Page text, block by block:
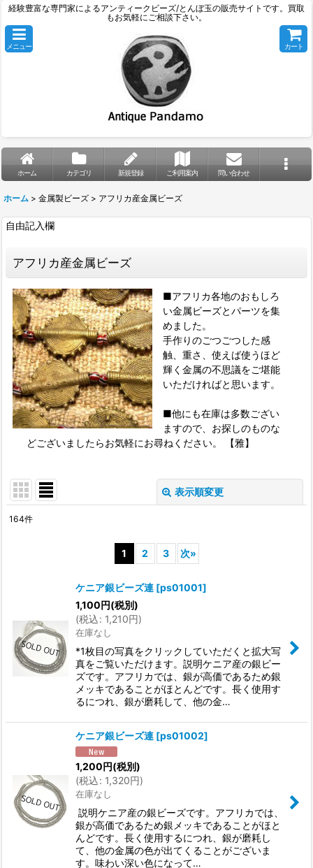
経験豊富な専門家によるアンティークビーズ/とんぼ玉の販売サイトです。買取
もお気軽にご相談下さい。
メニュー カート
ホーム カテゴリ 新規登録 ご利用案内 問い合わせ
ホーム > 金属製ビーズ > アフリカ産金属ビーズ
自由記入欄
アフリカ産金属ビーズ
■アフリカ各地のおもしろ
い金属ビーズとパーツを集
めました。
手作りのごつごつした感
触、重さ、使えば使うほど
輝く金属の不思議をご堪能
いただければと思います。
■他にも在庫は多数ござい
ますので、お探しのものな
どございましたらお気軽にお尋ねください。 【雅】
表示順変更
絞り込む
164件
1 2 3 次»
ケニア銀ビーズ連 [ps01001]
1,100円(税別)
(税込: 1,210円)
在庫なし
*1枚目の写真をクリックしていただくと拡大写
真をご覧いただけます。説明ケニア産の銀ビー
ズです。アフリカでは、銀が高価であるため銀
メッキであることがほとんどです。長く使用す
るにつれ、銀が磨耗して、他の金…
ケニア銀ビーズ連 [ps01002]
1,200円(税別)
(税込: 1,320円)
在庫なし
説明ケニア産の銀ビーズです。アフリカでは、
銀が高価であるため銀メッキであることがほと
んどです。長く使用するにつれ、銀が磨耗し
て、他の金属の色が出てくることがございま
す。味わい深い色になって…